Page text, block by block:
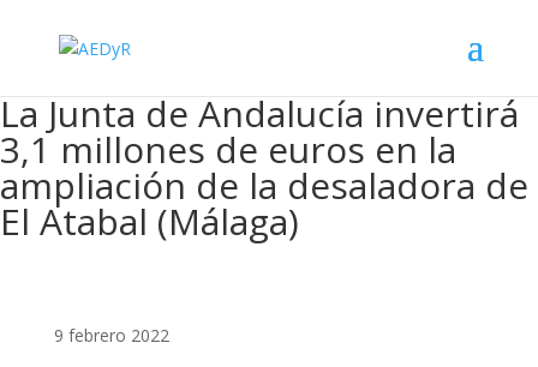
La Junta de Andalucía invertirá
3,1 millones de euros en la
ampliación de la desaladora de
El Atabal (Málaga)
9 febrero 2022